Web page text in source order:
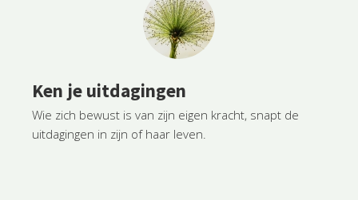
Ken je uitdagingen
Wie zich bewust is van zijn eigen kracht, snapt de
uitdagingen in zijn of haar leven.